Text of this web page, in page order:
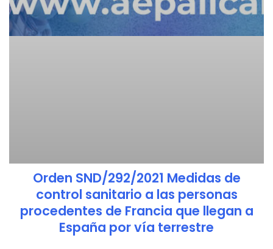
Orden SND/292/2021 Medidas de
control sanitario a las personas
procedentes de Francia que llegan a
España por vía terrestre